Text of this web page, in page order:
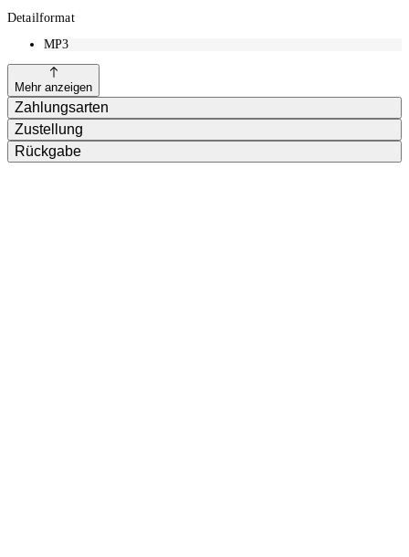
Detailformat
MP3
Mehr anzeigen
Zahlungsarten
Zustellung
Rückgabe